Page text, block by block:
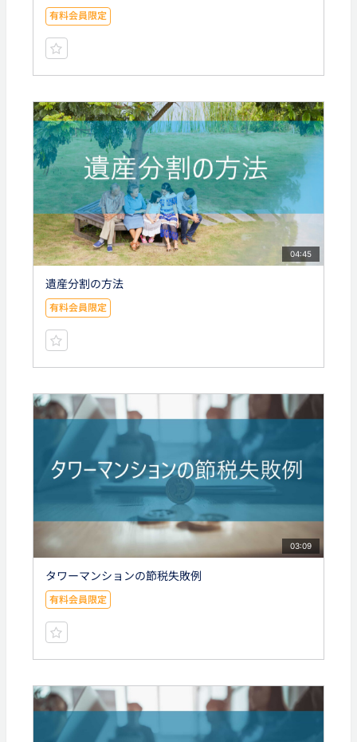
有料会員限定
04:45
遺産分割の方法
有料会員限定
03:09
タワーマンションの節税失敗例
有料会員限定